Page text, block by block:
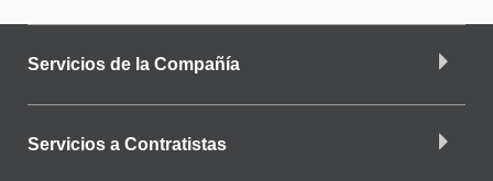
Servicios de la Compañía
Servicios a Contratistas